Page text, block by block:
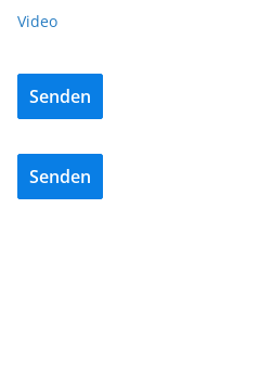
Video
Senden
Senden